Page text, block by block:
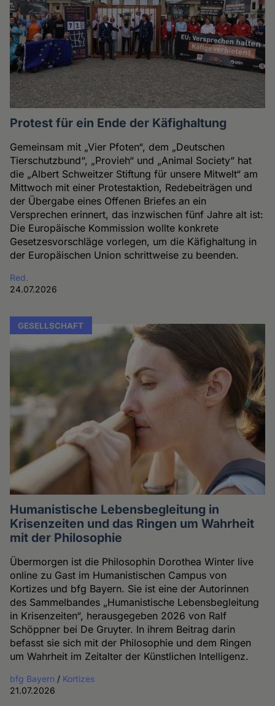
Protest für ein Ende der Käfighaltung
Gemeinsam mit „Vier Pfoten“, dem „Deutschen
Tierschutzbund“, „Provieh“ und „Animal Society“ hat
die „Albert Schweitzer Stiftung für unsere Mitwelt“ am
Mittwoch mit einer Protestaktion, Redebeiträgen und
der Übergabe eines Offenen Briefes an ein
Versprechen erinnert, das inzwischen fünf Jahre alt ist:
Die Europäische Kommission wollte konkrete
Gesetzesvorschläge vorlegen, um die Käfighaltung in
der Europäischen Union schrittweise zu beenden.
Red.
24.07.2026
GESELLSCHAFT
Humanistische Lebensbegleitung in
Krisenzeiten und das Ringen um Wahrheit
mit der Philosophie
Übermorgen ist die Philosophin Dorothea Winter live
online zu Gast im Humanistischen Campus von
Kortizes und bfg Bayern. Sie ist eine der Autorinnen
des Sammelbandes „Humanistische Lebensbegleitung
in Krisenzeiten“, herausgegeben 2026 von Ralf
Schöppner bei De Gruyter. In ihrem Beitrag darin
befasst sie sich mit der Philosophie und dem Ringen
um Wahrheit im Zeitalter der Künstlichen Intelligenz.
bfg Bayern / Kortizes
21.07.2026